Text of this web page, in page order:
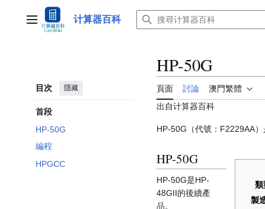
主選單 计算器百科
目次 隱藏
首段
HP-50G
編程
HPGCC
HP-50G
頁面 討論 澳門繁體
出自计算器百科
HP-50G（代號：F2229AA
類
製
HP-50G
HP-50G是HP-
48GII的後續產
品。